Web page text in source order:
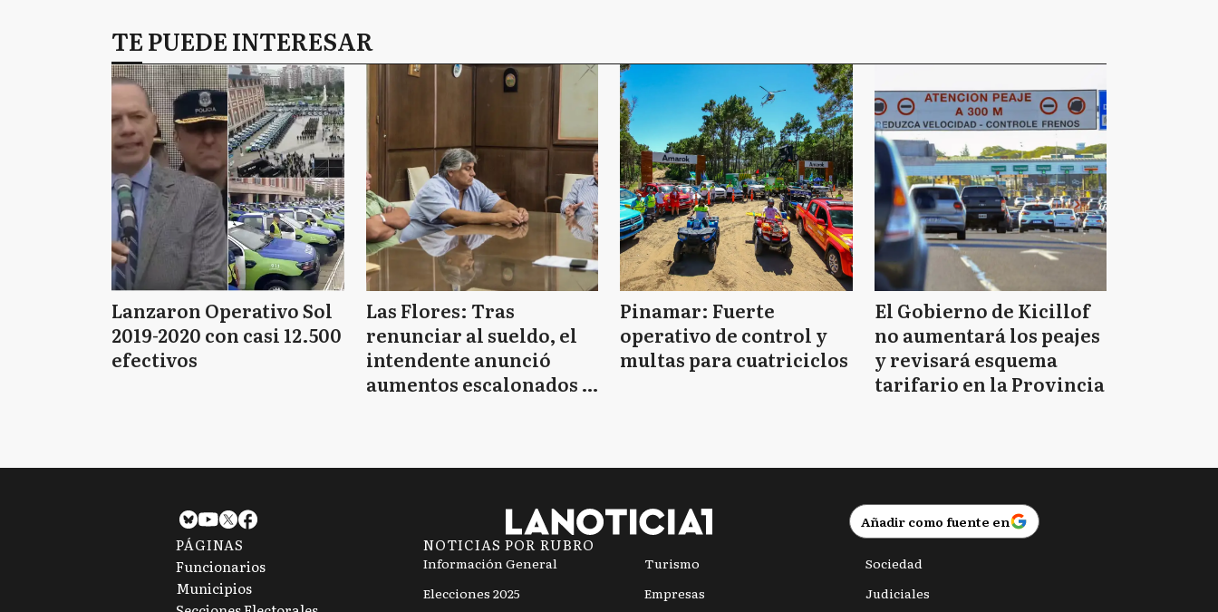
TE PUEDE INTERESAR
Lanzaron Operativo Sol
2019-2020 con casi 12.500
efectivos
Las Flores: Tras
renunciar al sueldo, el
intendente anunció
aumentos escalonados y
Pinamar: Fuerte
operativo de control y
multas para cuatriciclos
El Gobierno de Kicillof
no aumentará los peajes
y revisará esquema
tarifario en la Provincia
Añadir como fuente en
PÁGINAS
Funcionarios
Municipios
NOTICIAS POR RUBRO
Información General
Elecciones 2025
Turismo
Empresas
Sociedad
Judiciales